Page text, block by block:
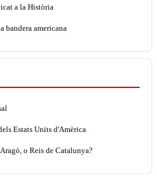
a la Història
bandera americana
Estats Units d'Amèrica
o Reis de Catalunya?